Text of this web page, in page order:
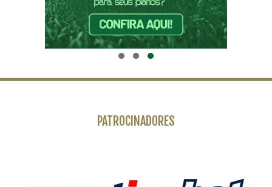
PATROCINADORES